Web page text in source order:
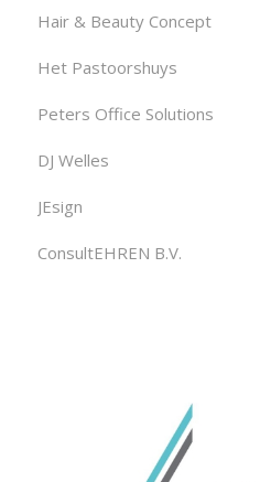
Hair & Beauty Concept
Het Pastoorshuys
Peters Office Solutions
DJ Welles
JEsign
ConsultEHREN B.V.